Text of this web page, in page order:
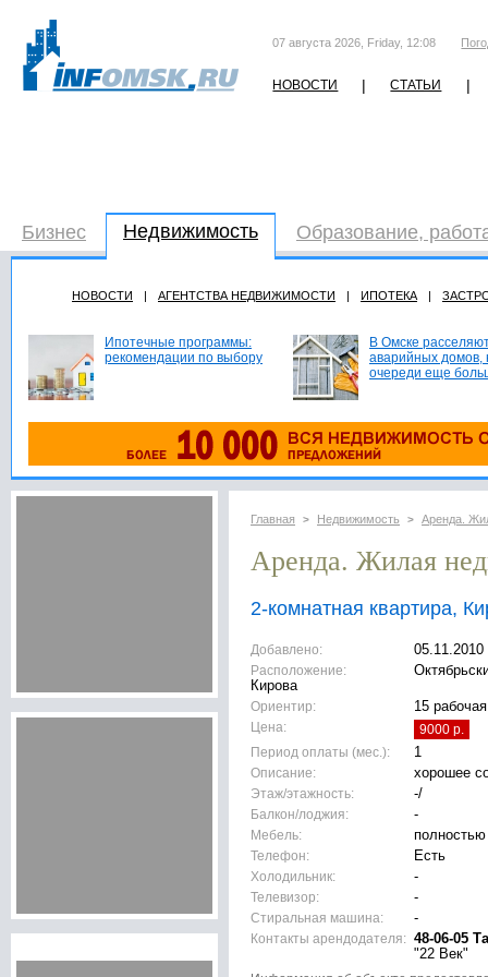
07 августа 2026, Friday, 12:08
НОВОСТИ | СТАТЬИ |
Бизнес Недвижимость Образование,
НОВОСТИ | АГЕНТСТВА НЕДВИЖИМОСТИ | ИПОТЕКА |
Ипотечные программы:
рекомендации по выбору
В Омске
аварийных домов,
очереди еще
Главная > Недвижимость > Аренда.
Аренда. Жилая
2-комнатная квартира,
Добавлено:
05.11.2010
Расположение:
Кирова
Ориентир:
15 рабочая
Цена:
9000 р.
Период оплаты (мес.):
1
Описание:
хорошее
Этаж/этажность:
-/
Балкон/лоджия:
-
Мебель:
полностью
Телефон:
Есть
Холодильник:
-
Телевизор:
-
Стиральная машина:
-
Контакты арендодателя: 48-06-05
"22 Век"